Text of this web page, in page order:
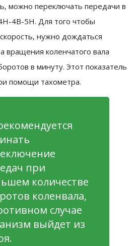
можно переключать передачи в
4B-5H. Для того чтобы
нужно дождаться
вращения коленчатого вала
в минуту. Этот показатель
помощи тахометра.
при
количестве
коленвала,
случае
выйдет из